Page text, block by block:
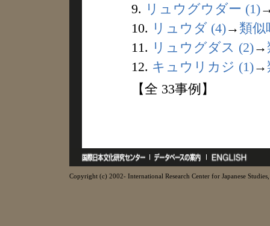
9. リュウグウダー (1)
10. リュウダ (4)→ 類似
11. リュウグダス (2)→
12. キュウリカジ (1)→
【全 33事例】
Copyright (c) 2002- International Research Center for Japanese